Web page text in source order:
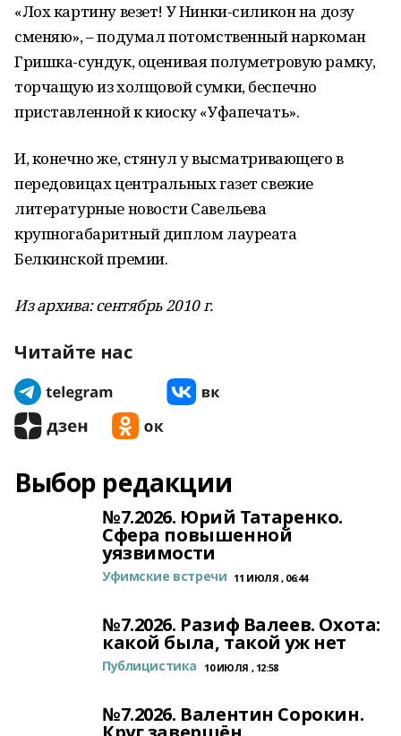
«Лох картину везет! У Нинки-силикон на дозу
сменяю», – подумал потомственный наркоман
Гришка-сундук, оценивая полуметровую рамку,
торчащую из холщовой сумки, беспечно
приставленной к киоску «Уфапечать».
И, конечно же, стянул у высматривающего в
передовицах центральных газет свежие
литературные новости Савельева
крупногабаритный диплом лауреата
Белкинской премии.
Из архива: сентябрь 2010 г.
Читайте нас
Выбор редакции
№7.2026. Юрий Татаренко.
Сфера повышенной
уязвимости
Уфимские встречи 11 ИЮЛЯ , 06:44
№7.2026. Разиф Валеев. Охота:
какой была, такой уж нет
Публицистика 10 ИЮЛЯ , 12:58
№7.2026. Валентин Сорокин.